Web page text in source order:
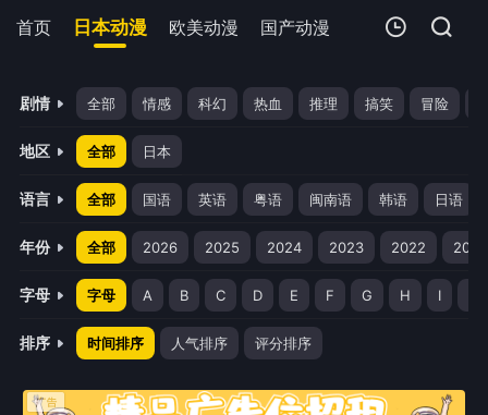
首页 日本动漫 欧美动漫 国产动漫 剧场版 追剧周
我的观影记录
暂无观看影片的记录
剧情 全部 情感 科幻 热血 推理 搞笑 冒险
地区 全部 日本
语言 全部 国语 英语 粤语 闽南语 韩语 日语
年份 全部 2026 2025 2024 2023 2022 2021
字母 字母 A B C D E F G H I
排序 时间排序 人气排序 评分排序